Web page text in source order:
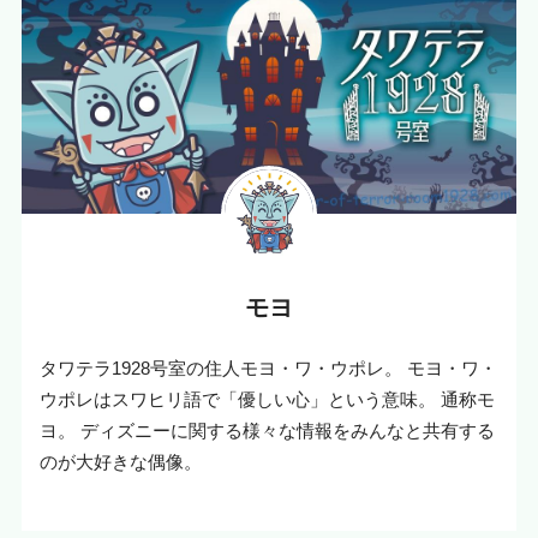
モヨ
タワテラ1928号室の住人モヨ・ワ・ウポレ。 モヨ・ワ・
ウポレはスワヒリ語で「優しい心」という意味。 通称モ
ヨ。 ディズニーに関する様々な情報をみんなと共有する
のが大好きな偶像。